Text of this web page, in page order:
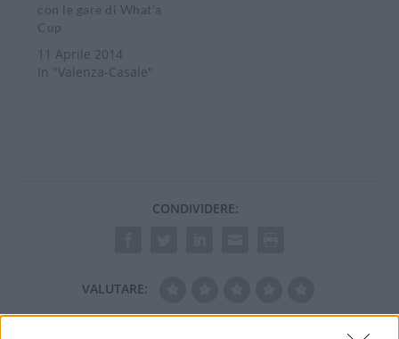
con le gare di What’a
Cup
11 Aprile 2014
In "Valenza-Casale"
CONDIVIDERE:
VALUTARE: